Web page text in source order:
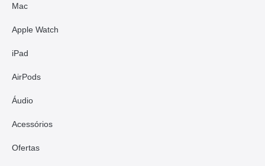
Mac
Apple Watch
iPad
AirPods
Áudio
Acessórios
Ofertas